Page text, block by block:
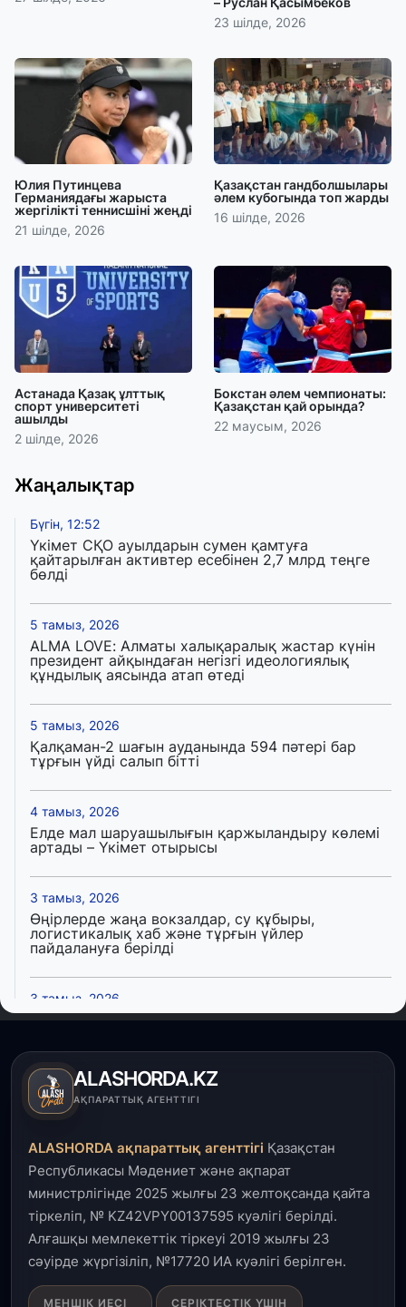
23 шілде, 2026
Юлия Путинцева
Германиядағы жарыста
жергілікті теннисшіні жеңді
21 шілде, 2026
Қазақстан гандболшылары
әлем кубогында топ жарды
16 шілде, 2026
Астанада Қазақ ұлттық
спорт университеті
ашылды
2 шілде, 2026
Бокстан әлем чемпионаты:
Қазақстан қай орында?
22 маусым, 2026
Жаңалықтар
Бүгін, 12:52
Үкімет СҚО ауылдарын сумен қамтуға
қайтарылған активтер есебінен 2,7 млрд теңге
бөлді
5 тамыз, 2026
ALMA LOVE: Алматы халықаралық жастар күнін
президент айқындаған негізгі идеологиялық
құндылық аясында атап өтеді
5 тамыз, 2026
Қалқаман-2 шағын ауданында 594 пәтері бар
тұрғын үйді салып бітті
4 тамыз, 2026
Елде мал шаруашылығын қаржыландыру көлемі
артады – Үкімет отырысы
3 тамыз, 2026
Өңірлерде жаңа вокзалдар, су құбыры,
логистикалық хаб және тұрғын үйлер
пайдалануға берілді
3 тамыз, 2026
Қызылордада 300 орындық аурухана,
салынып жатыр
1 тамыз, 2026
31 шілде, 2026
Ақмола облысындағы кездесуде кәсіпкерлер мен
ұстаздар «Әділет» партиясына өз ұсыныстарын
айтты
31 шілде, 2026
ALASHORDA.KZ
АҚПАРАТТЫҚ АГЕНТТІГІ
ALASHORDA ақпараттық агенттігі Қазақстан
Республикасы Мәдениет және ақпарат
министрлігінде 2025 жылғы 23 желтоқсанда қайта
тіркеліп, № KZ42VPY00137595 куәлігі берілді.
Алғашқы мемлекеттік тіркеуі 2019 жылғы 23
сәуірде жүргізіліп, №17720 ИА куәлігі берілген.
МЕНШІК ИЕСІ СЕРІКТЕСТІК ҮШІН